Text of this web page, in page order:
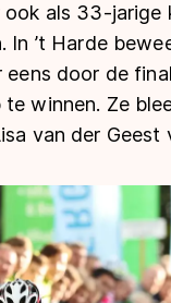
& tijden
Schaatstijd
en skaten?
Spelen
ook als 33-jarige
’t Harde
door de
te winnen. Ze
van der Geest